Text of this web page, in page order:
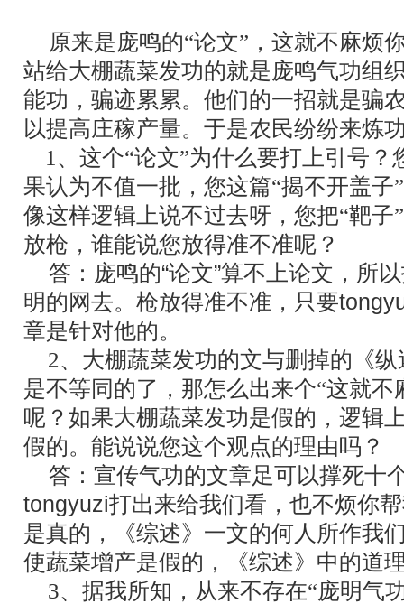
原来是庞鸣的“论文”，这就不麻烦
站给大棚蔬菜发功的就是庞鸣气功组
能功，骗迹累累。他们的一招就是骗
以提高庄稼产量。于是农民纷纷来炼
1、这个“论文”为什么要打上引号？
果认为不值一批，您这篇“揭不开盖子
像这样逻辑上说不过去呀，您把“靶子
放枪，谁能说您放得准不准呢？
答：庞鸣的“论文”算不上论文，所以
明的网去。枪放得准不准，只要
章是针对他的。
2、大棚蔬菜发功的文与删掉的《
是不等同的了，那怎么出来个“这就不
呢？如果大棚蔬菜发功是假的，逻辑
假的。能说说您这个观点的理由吗？
答：宣传气功的文章足可以撑死十
tongyuzi打出来给我们看，也不烦你
是真的，《综述》一文的何人所作我
使蔬菜增产是假的，《综述》中的道
3、据我所知，从来不存在“庞明气